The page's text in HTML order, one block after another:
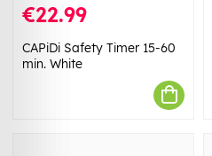
€22.99
CAPiDi Safety Timer 15-60
min. White